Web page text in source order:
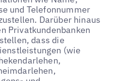
und Telefonnummer
Darüber hinaus
Privatkundenbanken
dass die
(wie